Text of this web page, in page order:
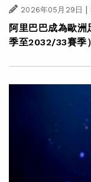
2026年05月29日 |
阿里巴巴成為歐
季至2032/33賽季